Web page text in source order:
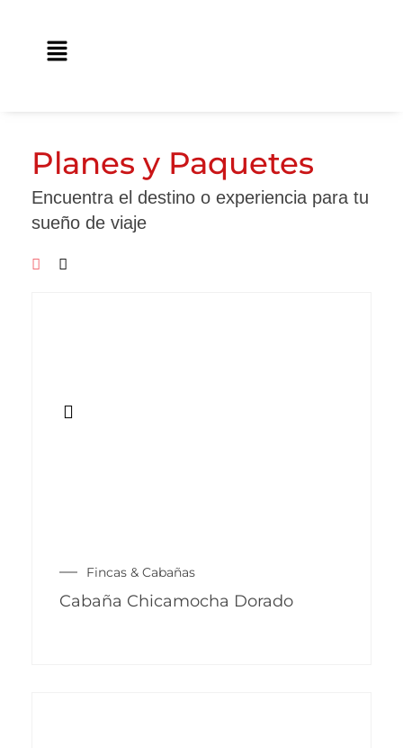
Main
Planes y Paquetes
Encuentra el destino o experiencia para tu
sueño de viaje
Fincas & Cabañas
Cabaña Chicamocha Dorado